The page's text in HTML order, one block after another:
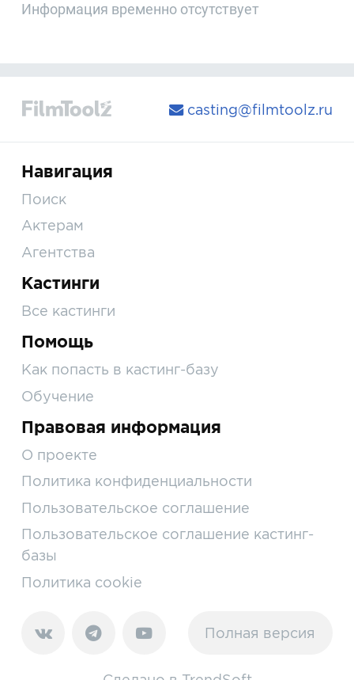
Информация временно отсутствует
casting@filmtoolz.ru
Навигация
Поиск
Актерам
Агентства
Кастинги
Все кастинги
Помощь
Как попасть в кастинг-базу
Обучение
Правовая информация
О проекте
Политика конфиденциальности
Пользовательское соглашение
Пользовательское соглашение кастинг-
базы
Политика cookie
Полная версия